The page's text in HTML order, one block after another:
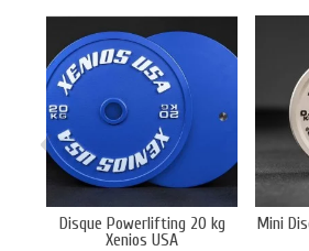
Disque Powerlifting 20 kg
Xenios USA
Mini
‹